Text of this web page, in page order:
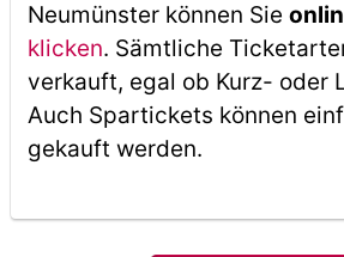
Neumünster können Sie
klicken. Sämtliche
verkauft, egal ob Kurz- oder
Auch Spartickets können
gekauft werden.